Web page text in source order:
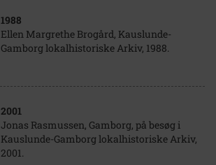
1988
Ellen Margrethe Brogård, Kauslunde-
Gamborg lokalhistoriske Arkiv, 1988.
2001
Jonas Rasmussen, Gamborg, på besøg i
Kauslunde-Gamborg lokalhistoriske Arkiv,
2001.